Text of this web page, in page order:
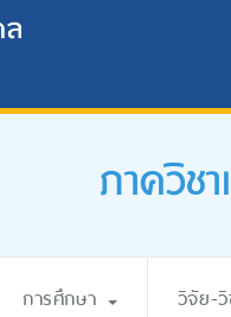
ภาควิช
การศึกษา วิจัย-